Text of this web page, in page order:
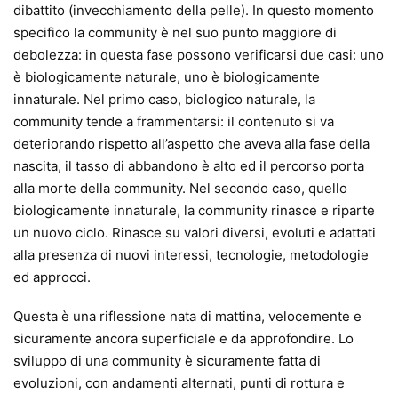
dibattito (invecchiamento della pelle). In questo momento
specifico la community è nel suo punto maggiore di
debolezza: in questa fase possono verificarsi due casi: uno
è biologicamente naturale, uno è biologicamente
innaturale. Nel primo caso, biologico naturale, la
community tende a frammentarsi: il contenuto si va
deteriorando rispetto all’aspetto che aveva alla fase della
nascita, il tasso di abbandono è alto ed il percorso porta
alla morte della community. Nel secondo caso, quello
biologicamente innaturale, la community rinasce e riparte
un nuovo ciclo. Rinasce su valori diversi, evoluti e adattati
alla presenza di nuovi interessi, tecnologie, metodologie
ed approcci.
Questa è una riflessione nata di mattina, velocemente e
sicuramente ancora superficiale e da approfondire. Lo
sviluppo di una community è sicuramente fatta di
evoluzioni, con andamenti alternati, punti di rottura e